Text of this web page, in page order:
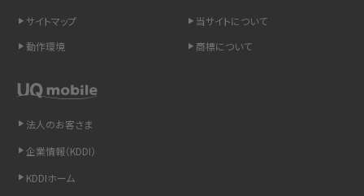
iCloudの使用容量を減らす9つの方法！使用状況の確認手順も紹介
サイトマップ
当サイトについて
動作環境
商標について
法人のお客さま
企業情報（KDDI）
KDDIホーム